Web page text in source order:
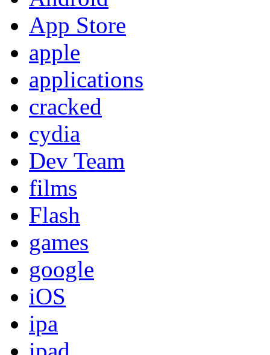
App Store
apple
applications
cracked
cydia
Dev Team
films
Flash
games
google
iOS
ipa